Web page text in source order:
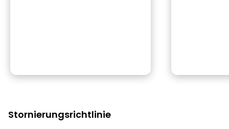
Stornierungsrichtlinie